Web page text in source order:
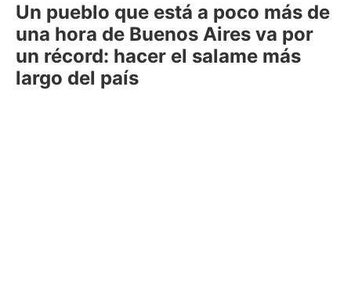
Un pueblo que está a poco más de
una hora de Buenos Aires va por
un récord: hacer el salame más
largo del país